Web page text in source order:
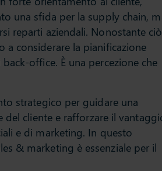
una sfida per la supply chain,
reparti aziendali. Nonostante
considerare la pianificazione
office. È una percezione che
strategico per guidare una
del cliente e rafforzare il
e di marketing. In questo
& marketing è essenziale per il